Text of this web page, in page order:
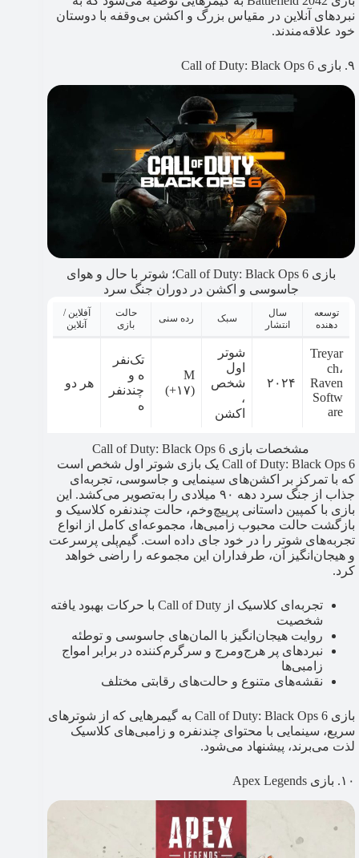
نبردهای آنلاین در مقیاس بزرگ و اکشن بی‌وقفه با دوستان
خود علاقه‌مندند.
۹. بازی Call of Duty: Black Ops 6
بازی Call of Duty: Black Ops 6؛ شوتر با حال و هوای
جاسوسی و اکشن در دوران جنگ سرد
توسعه
دهنده
سال
انتشار
سبک رده سنی
حالت
بازی
آفلاین /
آنلاین
Treyar
ch،
Raven
Softw
are
۲۰۲۴
شوتر
اول
شخص
،
اکشن
M
(+۱۷)
تک‌نفر
ه و
چندنفر
ه
هر دو
مشخصات بازی Call of Duty: Black Ops 6
Call of Duty: Black Ops 6 یک بازی شوتر اول شخص است
که با تمرکز بر اکشن‌های سینمایی و جاسوسی، تجربه‌ای
جذاب از جنگ سرد دهه ۹۰ میلادی را به‌تصویر می‌کشد. این
بازی با کمپین داستانی پرپیچ‌وخم، حالت چندنفره کلاسیک و
بازگشت حالت محبوب زامبی‌ها، مجموعه‌ای کامل از انواع
تجربه‌های شوتر را در خود جای داده است. گیم‌پلی پرسرعت
و هیجان‌انگیز آن، طرفداران این مجموعه را راضی خواهد
کرد.
تجربه‌ای کلاسیک از Call of Duty با حرکات بهبود یافته
شخصیت
روایت هیجان‌انگیز با المان‌های جاسوسی و توطئه
نبردهای پر هرج‌ومرج و سرگرم‌کننده در برابر امواج
زامبی‌ها
نقشه‌های متنوع و حالت‌های رقابتی مختلف
بازی Call of Duty: Black Ops 6 به گیمرهایی که از شوترهای
سریع، سینمایی با محتوای چندنفره و زامبی‌های کلاسیک
لذت می‌برند، پیشنهاد می‌شود.
۱۰. بازی Apex Legends